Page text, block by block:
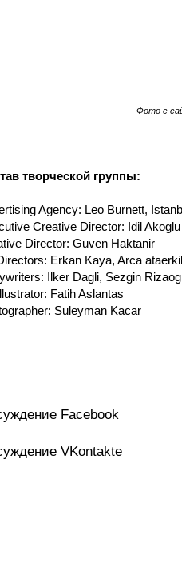
Фото с
творческой группы:
Agency: Leo Burnett,
Creative Director: Idil Akoglu
Director: Guven Haktanir
Erkan Kaya, Arca ataerkil
Ilker Dagli, Sezgin
Fatih Aslantas
Suleyman Kacar
Facebook
VKontakte